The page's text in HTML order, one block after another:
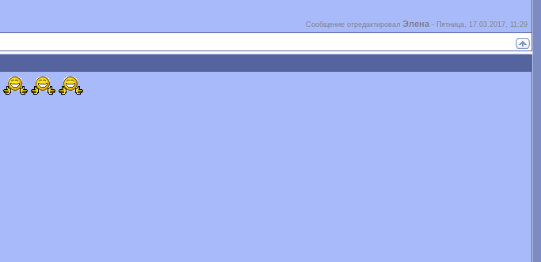
Сообщение отредактировал Элена - Пятница, 17.03.2017, 11:29